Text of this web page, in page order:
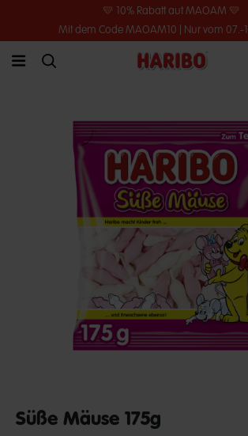
💛 10% Rabatt auf MAOAM 💛
Mit dem Code MAOAM10 | Nur vom 07.-
link.header.menu.label
simplesearch.search.label
Süße Mäuse 175g